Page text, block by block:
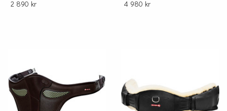
2 890 kr
4 980 kr